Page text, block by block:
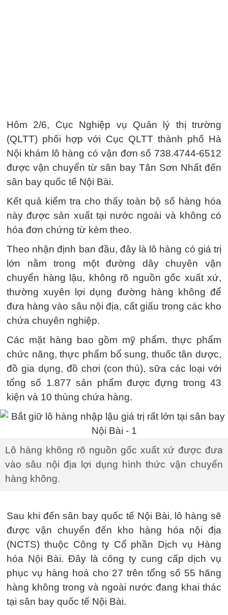
Hôm 2/6, Cục Nghiệp vụ Quản lý thị trường
(QLTT) phối hợp với Cục QLTT thành phố Hà
Nội khám lô hàng có vận đơn số 738.4744-6512
được vận chuyển từ sân bay Tân Sơn Nhất đến
sân bay quốc tế Nội Bài.
Kết quả kiểm tra cho thấy toàn bộ số hàng hóa
này được sản xuất tại nước ngoài và không có
hóa đơn chứng từ kèm theo.
Theo nhận định ban đầu, đây là lô hàng có giá trị
lớn nằm trong một đường dây chuyên vận
chuyển hàng lậu, không rõ nguồn gốc xuất xứ,
thường xuyên lợi dụng đường hàng không để
đưa hàng vào sâu nội địa, cất giấu trong các kho
chứa chuyên nghiệp.
Các mặt hàng bao gồm mỹ phẩm, thực phẩm
chức năng, thực phẩm bổ sung, thuốc tân dược,
đồ gia dụng, đồ chơi (con thú), sữa các loại với
tổng số 1.877 sản phẩm được đựng trong 43
kiện và 10 thùng chứa hàng.
Lô hàng không rõ nguồn gốc xuất xứ được đưa
vào sâu nội địa lợi dụng hình thức vận chuyển
hàng không.
Sau khi đến sân bay quốc tế Nội Bài, lô hàng sẽ
được vận chuyển đến kho hàng hóa nội địa
(NCTS) thuộc Công ty Cổ phần Dịch vụ Hàng
hóa Nội Bài. Đây là công ty cung cấp dịch vụ
phục vụ hàng hoá cho 27 trên tổng số 55 hãng
hàng không trong và ngoài nước đang khai thác
tại sân bay quốc tế Nội Bài.